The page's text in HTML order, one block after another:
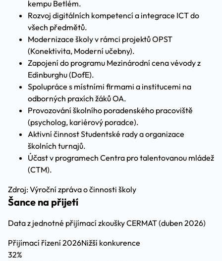
kempu Betlém.
Rozvoj digitálních kompetencí a integrace ICT do
všech předmětů.
Modernizace školy v rámci projektů OPST
(Konektivita, Moderní učebny).
Zapojení do programu Mezinárodní cena vévody z
Edinburghu (DofE).
Spolupráce s místními firmami a institucemi na
odborných praxích žáků OA.
Provozování školního poradenského pracoviště
(psycholog, kariérový poradce).
Aktivní činnost Studentské rady a organizace
školních turnajů.
Účast v programech Centra pro talentovanou mládež
(CTM).
Zdroj: Výroční zpráva o činnosti školy
Šance na přijetí
Data z jednotné přijímací zkoušky CERMAT (duben 2026)
Přijímací řízení 2026Nižší konkurence
32%